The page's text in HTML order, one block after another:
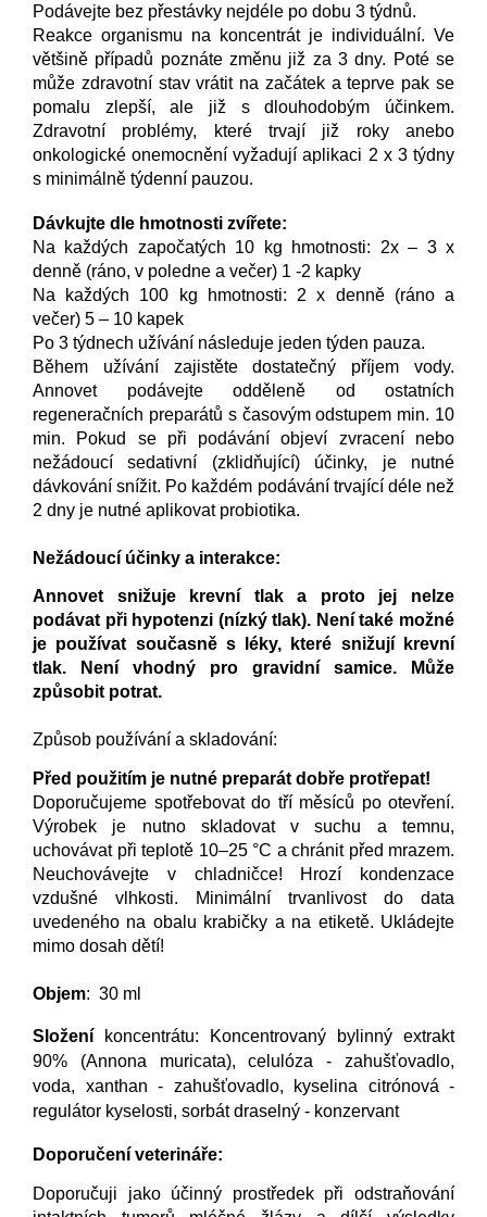
Podávejte bez přestávky nejdéle po dobu 3 týdnů.
Reakce organismu na koncentrát je individuální. Ve
většině případů poznáte změnu již za 3 dny. Poté se
může zdravotní stav vrátit na začátek a teprve pak se
pomalu zlepší, ale již s dlouhodobým účinkem.
Zdravotní problémy, které trvají již roky anebo
onkologické onemocnění vyžadují aplikaci 2 x 3 týdny
s minimálně týdenní pauzou.
Dávkujte dle hmotnosti zvířete:
Na každých započatých 10 kg hmotnosti: 2x – 3 x
denně (ráno, v poledne a večer) 1 -2 kapky
Na každých 100 kg hmotnosti: 2 x denně (ráno a
večer) 5 – 10 kapek
Po 3 týdnech užívání následuje jeden týden pauza.
Během užívání zajistěte dostatečný příjem vody.
Annovet podávejte odděleně od ostatních
regeneračních preparátů s časovým odstupem min. 10
min. Pokud se při podávání objeví zvracení nebo
nežádoucí sedativní (zklidňující) účinky, je nutné
dávkování snížit. Po každém podávání trvající déle než
2 dny je nutné aplikovat probiotika.
Nežádoucí účinky a interakce:
Annovet snižuje krevní tlak a proto jej nelze
podávat při hypotenzi (nízký tlak). Není také možné
je používat současně s léky, které snižují krevní
tlak. Není vhodný pro gravidní samice. Může
způsobit potrat.
Způsob používání a skladování:
Před použitím je nutné preparát dobře protřepat!
Doporučujeme spotřebovat do tří měsíců po otevření.
Výrobek je nutno skladovat v suchu a temnu,
uchovávat při teplotě 10–25 °C a chránit před mrazem.
Neuchovávejte v chladničce! Hrozí kondenzace
vzdušné vlhkosti. Minimální trvanlivost do data
uvedeného na obalu krabičky a na etiketě. Ukládejte
mimo dosah dětí!
Objem: 30 ml
Složení koncentrátu:
Koncentrovaný bylinný extrakt
90% (Annona muricata), celulóza - zahušťovadlo,
voda, xanthan - zahušťovadlo, kyselina citrónová -
regulátor kyselosti, sorbát draselný - konzervant
Doporučení veterináře:
Doporučuji jako účinný prostředek při odstraňování